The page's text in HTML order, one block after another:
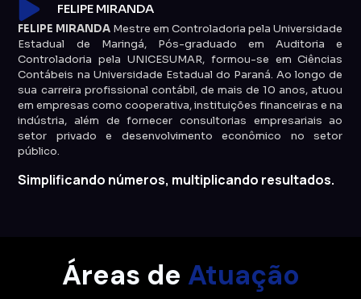
FELIPE MIRANDA
FELIPE MIRANDA Mestre em Controladoria pela Universidade
Estadual de Maringá, Pós-graduado em Auditoria e
Controladoria pela UNICESUMAR, formou-se em Ciências
Contábeis na Universidade Estadual do Paraná. Ao longo de
sua carreira profissional contábil, de mais de 10 anos, atuou
em empresas como cooperativa, instituições financeiras e na
indústria, além de fornecer consultorias empresariais ao
setor privado e desenvolvimento econômico no setor
público.
Simplificando números, multiplicando resultados.
Áreas de Atuação